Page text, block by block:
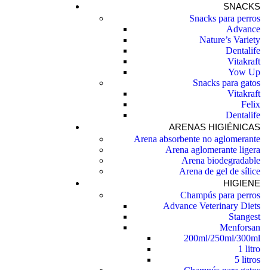
SNACKS
Snacks para perros
Advance
Nature’s Variety
Dentalife
Vitakraft
Yow Up
Snacks para gatos
Vitakraft
Felix
Dentalife
ARENAS HIGIÉNICAS
Arena absorbente no aglomerante
Arena aglomerante ligera
Arena biodegradable
Arena de gel de sílice
HIGIENE
Champús para perros
Advance Veterinary Diets
Stangest
Menforsan
200ml/250ml/300ml
1 litro
5 litros